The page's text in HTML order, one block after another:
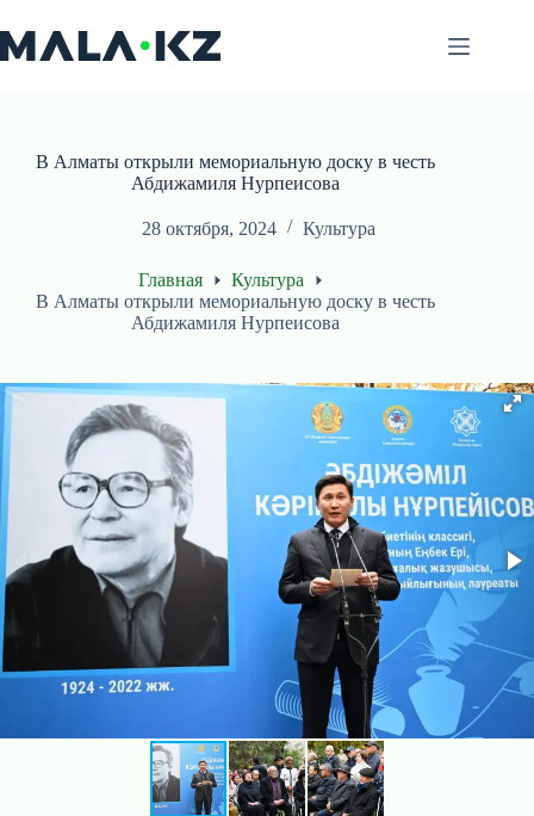
к
сути
В Алматы открыли мемориальную доску в честь
Абдижамиля Нурпеисова
28 октября, 2024 Культура
Главная
Культура
В Алматы открыли мемориальную доску в честь
Абдижамиля Нурпеисова